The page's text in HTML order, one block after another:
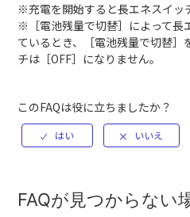
※充電を開始すると長エネスイッ
※［電池残量で切替］によって長
ているとき、［電池残量で切替］
チは［OFF］になりません。
このFAQは役に立ちましたか？
FAQが見つからない